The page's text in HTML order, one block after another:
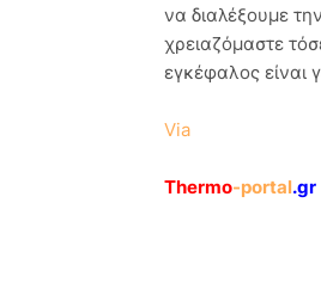
να διαλέξουμε
χρειαζόμαστε
εγκέφαλος είναι
Via
Thermo-portal.gr